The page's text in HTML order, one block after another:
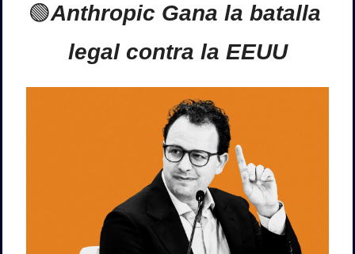
🟢Anthropic Gana la batalla
legal contra la EEUU